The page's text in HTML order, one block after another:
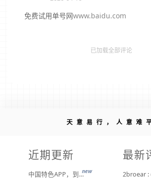
免费试用单号网www.baidu.com
已加载全部评论
天意易行，人意难
近期更新
中国特色APP，到底谁来治？new
最新